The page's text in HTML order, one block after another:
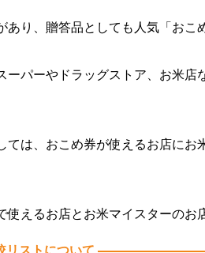
あり、贈答品としても人気「おこ
ーパーやドラッグストア、お米店
ては、おこめ券が使えるお店にお
えるお店とお米マイスターのお